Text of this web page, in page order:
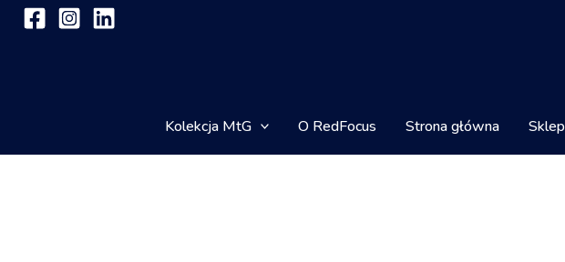
Przejdź
Kolekcja MtG O RedFocus Strona główna Sklep